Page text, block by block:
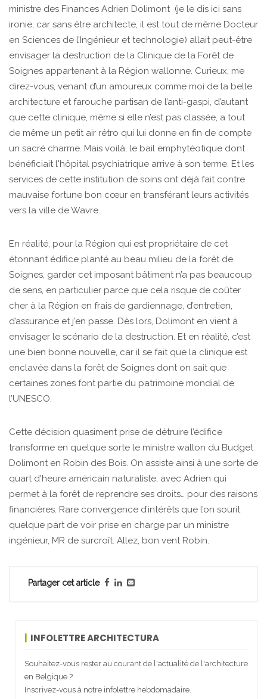
ministre des Finances Adrien Dolimont (je le dis ici sans
ironie, car sans être architecte, il est tout de même Docteur
en Sciences de l’Ingénieur et technologie) allait peut-être
envisager la destruction de la Clinique de la Forêt de
Soignes appartenant à la Région wallonne. Curieux, me
direz-vous, venant d’un amoureux comme moi de la belle
architecture et farouche partisan de l’anti-gaspi, d’autant
que cette clinique, même si elle n’est pas classée, a tout
de même un petit air rétro qui lui donne en fin de compte
un sacré charme. Mais voilà, le bail emphytéotique dont
bénéficiait l'hôpital psychiatrique arrive à son terme. Et les
services de cette institution de soins ont déjà fait contre
mauvaise fortune bon cœur en transférant leurs activités
vers la ville de Wavre.
En réalité, pour la Région qui est propriétaire de cet
étonnant édifice planté au beau milieu de la forêt de
Soignes, garder cet imposant bâtiment n’a pas beaucoup
de sens, en particulier parce que cela risque de coûter
cher à la Région en frais de gardiennage, d’entretien,
d’assurance et j’en passe. Dès lors, Dolimont en vient à
envisager le scénario de la destruction. Et en réalité, c’est
une bien bonne nouvelle, car il se fait que la clinique est
enclavée dans la forêt de Soignes dont on sait que
certaines zones font partie du patrimoine mondial de
l’UNESCO.
Cette décision quasiment prise de détruire l’édifice
transforme en quelque sorte le ministre wallon du Budget
Dolimont en Robin des Bois. On assiste ainsi à une sorte de
quart d'heure américain naturaliste, avec Adrien qui
permet à la forêt de reprendre ses droits… pour des raisons
financières. Rare convergence d’intérêts que l’on sourit
quelque part de voir prise en charge par un ministre
ingénieur, MR de surcroît. Allez, bon vent Robin.
Partager cet article
INFOLETTRE ARCHITECTURA
Souhaitez-vous rester au courant de l'actualité de l'architecture
en Belgique ?
Inscrivez-vous à notre infolettre hebdomadaire.